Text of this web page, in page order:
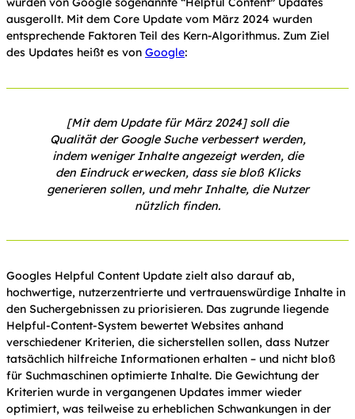
ausgerollt. Mit dem Core Update vom März 2024 wurden
entsprechende Faktoren Teil des Kern-Algorithmus. Zum Ziel
des Updates heißt es von Google:
[Mit dem Update für März 2024] soll die
Qualität der Google Suche verbessert werden,
indem weniger Inhalte angezeigt werden, die
den Eindruck erwecken, dass sie bloß Klicks
generieren sollen, und mehr Inhalte, die Nutzer
nützlich finden.
Googles Helpful Content Update zielt also darauf ab,
hochwertige, nutzerzentrierte und vertrauenswürdige Inhalte in
den Suchergebnissen zu priorisieren. Das zugrunde liegende
Helpful-Content-System bewertet Websites anhand
verschiedener Kriterien, die sicherstellen sollen, dass Nutzer
tatsächlich hilfreiche Informationen erhalten – und nicht bloß
für Suchmaschinen optimierte Inhalte. Die Gewichtung der
Kriterien wurde in vergangenen Updates immer wieder
optimiert, was teilweise zu erheblichen Schwankungen in der